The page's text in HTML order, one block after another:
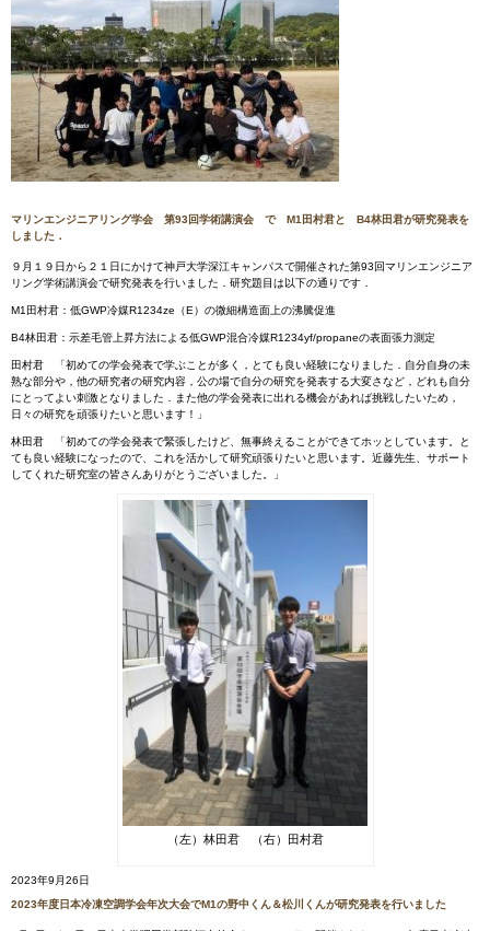
マリンエンジニアリング学会 第93回学術講演会 で M1田村君と B4林田君が研究発表を
しました．
９月１９日から２１日にかけて神戸大学深江キャンパスで開催された第93回マリンエンジニア
リング学術講演会で研究発表を行いました．研究題目は以下の通りです．
M1田村君：低GWP冷媒R1234ze（E）の微細構造面上の沸騰促進
B4林田君：示差毛管上昇方法による低GWP混合冷媒R1234yf/propaneの表面張力測定
田村君 「初めての学会発表で学ぶことが多く，とても良い経験になりました．自分自身の未
熟な部分や，他の研究者の研究内容，公の場で自分の研究を発表する大変さなど，どれも自分
にとってよい刺激となりました．また他の学会発表に出れる機会があれば挑戦したいため，
日々の研究を頑張りたいと思います！」
林田君 「初めての学会発表で緊張したけど、無事終えることができてホッとしています。と
ても良い経験になったので、これを活かして研究頑張りたいと思います。近藤先生、サポート
してくれた研究室の皆さんありがとうございました。」
（左）林田君 （右）田村君
2023年9月26日
2023年度日本冷凍空調学会年次大会でM1の野中くん＆松川くんが研究発表を行いました